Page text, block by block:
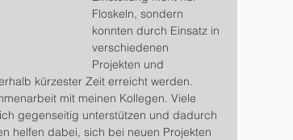
Floskeln, sondern
konnten durch Einsatz in
verschiedenen
Projekten und
kürzester Zeit erreicht werden.
mit meinen Kollegen. Viele
gegenseitig unterstützen und dadurch
helfen dabei, sich bei neuen Projekten